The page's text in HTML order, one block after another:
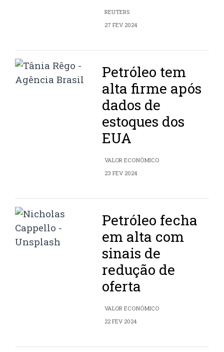
REUTERS
27 FEV 2024
Petróleo tem
alta firme após
dados de
estoques dos
EUA
VALOR ECONÔMICO
23 FEV 2024
Petróleo fecha
em alta com
sinais de
redução de
oferta
VALOR ECONÔMICO
22 FEV 2024